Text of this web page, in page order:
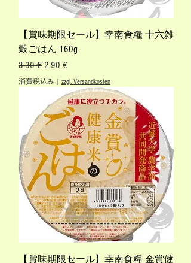
【賞味期限セール】幸南食糧 十六雑
穀ごはん 160g
通常価格
3,30 € セール価格
2,90 €
消費税込み | zzgl. Versandkosten
【賞味期限セール】幸南食糧 金賞健